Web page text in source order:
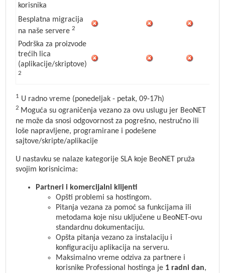
korisnika
Besplatna migracija
na naše servere2
Podrška za proizvode
trećih lica
(aplikacije/skriptove)
2
1 U radno vreme (ponedeljak - petak, 09-17h)
2 Moguća su ograničenja vezano za ovu uslugu jer BeoNET
ne može da snosi odgovornost za pogrešno, nestručno ili
loše napravljene, programirane i podešene
sajtove/skripte/aplikacije
U nastavku se nalaze kategorije SLA koje BeoNET pruža
svojim korisnicima:
Partneri i komercijalni klijenti
Opšti problemi sa hostingom.
Pitanja vezana za pomoć sa funkcijama ili
metodama koje nisu uključene u BeoNET-ovu
standardnu dokumentaciju.
Opšta pitanja vezano za instalaciju i
konfiguraciju aplikacija na serveru.
Maksimalno vreme odziva za partnere i
korisnike Professional hostinga je 1 radni dan,